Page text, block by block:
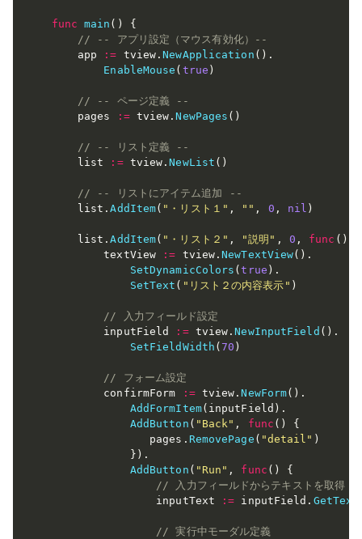
func main ( )
{
// -- アプリ設定（マウス有効化）--
    app
:= tview .NewApplication ( ) .
EnableMouse ( true )
// -- ページ定義 --
    pages
:= tview .NewPages ( )
// -- リスト定義 --
    list
:= tview .NewList ( )
// -- リストにアイテム追加 --
    list
.AddItem( "・リスト１" , "" , 0 , nil )
    list
.AddItem( "・リスト２" , "説明" , 0 , func ( )
        textView
:= tview .NewTextView( ) .
SetDynamicColors (true ) .
SetText ( "リスト２の内容表示" )
// 入力フィールド設定
        inputField
:= tview .NewInputField ( ) .
SetFieldWidth (70 )
// フォーム設定
        confirmForm
:= tview .NewForm( ) .
AddFormItem( inputField ) .
AddButton ( "Back" , func ( )
{
               pages
. RemovePage ( "detail" )
} ) .
AddButton ( "Run" , func ( )
{
// 入力フィールドからテキストを取得
                inputText
:= inputField . GetText
// 実行中モーダル定義